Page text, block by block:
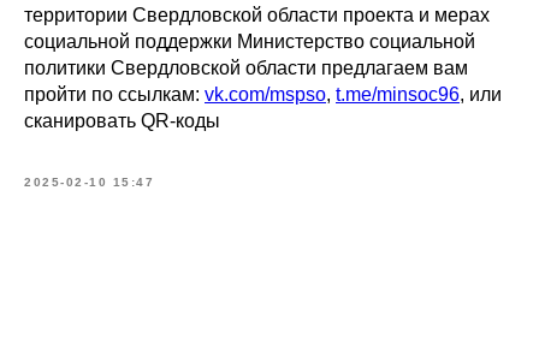
территории Свердловской области проекта и мерах
социальной поддержки Министерство социальной
политики Свердловской области предлагаем вам
пройти по ссылкам: vk.com/mspso, t.me/minsoc96, или
сканировать QR-коды
2025-02-10 15:47